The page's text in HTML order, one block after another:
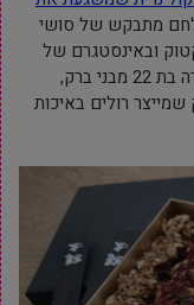
מתבקש של סושי
ובאינסטגרם של
צעירי האזור. מאחורי המותג עומדת שירה, צעירה בת 22 מבני ברק,
רולים באיכות